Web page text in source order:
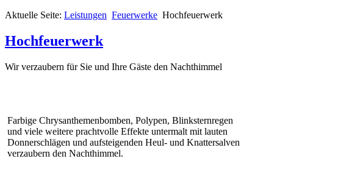
Aktuelle Seite: Leistungen Feuerwerke Hochfeuerwerk
Hochfeuerwerk
Wir verzaubern für Sie und Ihre Gäste den Nachthimmel
Farbige Chrysanthemenbomben, Polypen, Blinksternregen
und viele weitere prachtvolle Effekte untermalt mit lauten
Donnerschlägen und aufsteigenden Heul- und Knattersalven
verzaubern den Nachthimmel.